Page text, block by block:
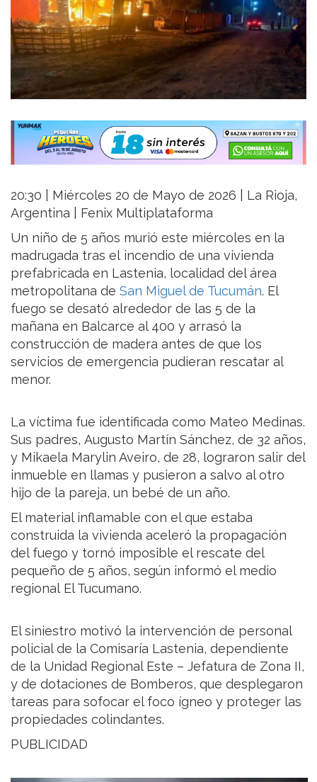
20:30 | Miércoles 20 de Mayo de 2026 | La Rioja,
Argentina | Fenix Multiplataforma
Un niño de 5 años murió este miércoles en la
madrugada tras el incendio de una vivienda
prefabricada en Lastenia, localidad del área
metropolitana de San Miguel de Tucumán. El
fuego se desató alrededor de las 5 de la
mañana en Balcarce al 400 y arrasó la
construcción de madera antes de que los
servicios de emergencia pudieran rescatar al
menor.
La víctima fue identificada como Mateo Medinas.
Sus padres, Augusto Martín Sánchez, de 32 años,
y Mikaela Marylin Aveiro, de 28, lograron salir del
inmueble en llamas y pusieron a salvo al otro
hijo de la pareja, un bebé de un año.
El material inflamable con el que estaba
construida la vivienda aceleró la propagación
del fuego y tornó imposible el rescate del
pequeño de 5 años, según informó el medio
regional El Tucumano.
El siniestro motivó la intervención de personal
policial de la Comisaría Lastenia, dependiente
de la Unidad Regional Este – Jefatura de Zona II,
y de dotaciones de Bomberos, que desplegaron
tareas para sofocar el foco ígneo y proteger las
propiedades colindantes.
PUBLICIDAD